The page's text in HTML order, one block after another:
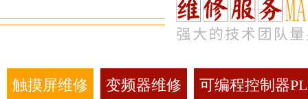
触摸屏维修 变频器维修 可编程控制器